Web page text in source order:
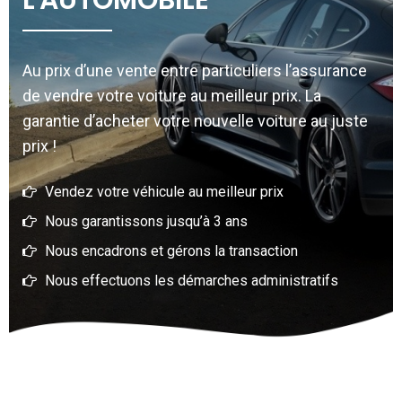
Au prix d’une vente entre particuliers l’assurance
de vendre votre voiture au meilleur prix. La
garantie d’acheter votre nouvelle voiture au juste
prix !
Vendez votre véhicule au meilleur prix
Nous garantissons jusqu’à 3 ans
Nous encadrons et gérons la transaction
Nous effectuons les démarches administratifs